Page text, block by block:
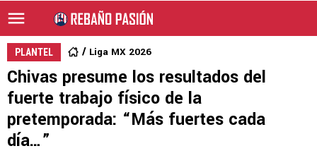
PLANTEL Liga MX 2026
Chivas presume los resultados del
fuerte trabajo físico de la
pretemporada: “Más fuertes cada
día…”